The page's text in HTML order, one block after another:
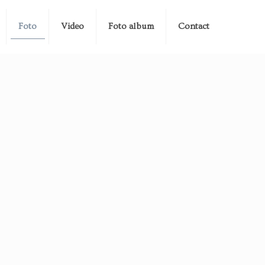
Foto Video Foto album Contact